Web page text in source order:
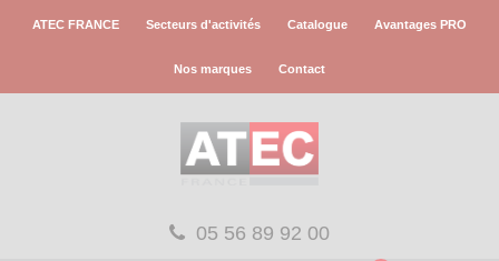
ATEC FRANCE Secteurs d'activités Catalogue Avantages PRO
Nos marques Contact
05 56 89 92 00